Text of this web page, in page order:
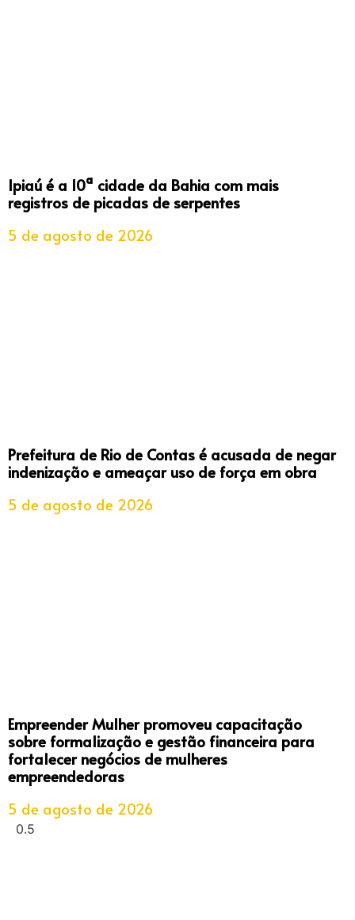
Ipiaú é a 10ª cidade da Bahia com mais
registros de picadas de serpentes
5 de agosto de 2026
Prefeitura de Rio de Contas é acusada de negar
indenização e ameaçar uso de força em obra
5 de agosto de 2026
Empreender Mulher promoveu capacitação
sobre formalização e gestão financeira para
fortalecer negócios de mulheres
empreendedoras
5 de agosto de 2026